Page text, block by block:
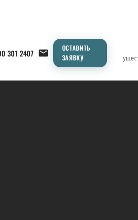
301 2407
ОСТАВИТЬ
ЗАЯВКУ
Продукция ТипоразмерыСравнение